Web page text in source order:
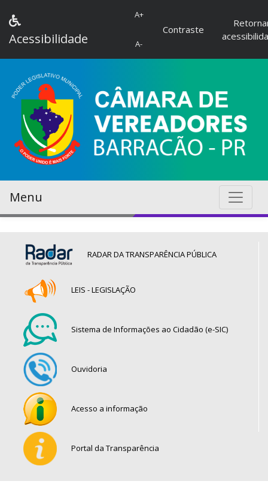
Acessibilidade
A+
A-
Contraste
Menu
RADAR DA TRANSPARÊNCIA PÚBLICA
LEIS - LEGISLAÇÃO
Sistema de Informações ao Cidadão (e-SIC)
Ouvidoria
Acesso a informação
Portal da Transparência